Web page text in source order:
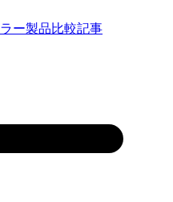
ー製品比較記事